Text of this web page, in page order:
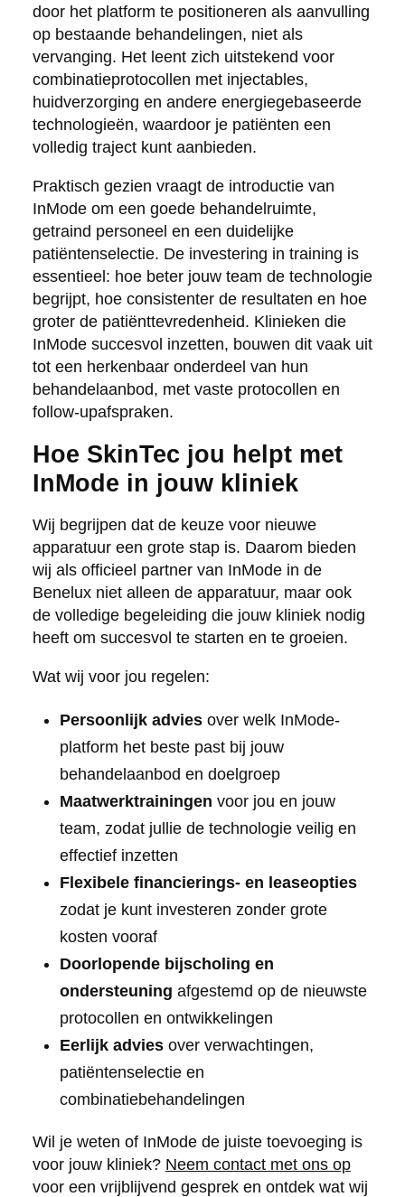
door het platform te positioneren als aanvulling
op bestaande behandelingen, niet als
vervanging. Het leent zich uitstekend voor
combinatieprotocollen met injectables,
huidverzorging en andere energiegebaseerde
technologieën, waardoor je patiënten een
volledig traject kunt aanbieden.
Praktisch gezien vraagt de introductie van
InMode om een goede behandelruimte,
getraind personeel en een duidelijke
patiëntenselectie. De investering in training is
essentieel: hoe beter jouw team de technologie
begrijpt, hoe consistenter de resultaten en hoe
groter de patiënttevredenheid. Klinieken die
InMode succesvol inzetten, bouwen dit vaak uit
tot een herkenbaar onderdeel van hun
behandelaanbod, met vaste protocollen en
follow-upafspraken.
Hoe SkinTec jou helpt met
InMode in jouw kliniek
Wij begrijpen dat de keuze voor nieuwe
apparatuur een grote stap is. Daarom bieden
wij als officieel partner van InMode in de
Benelux niet alleen de apparatuur, maar ook
de volledige begeleiding die jouw kliniek nodig
heeft om succesvol te starten en te groeien.
Wat wij voor jou regelen:
Persoonlijk adviesover welk InMode-
platform het beste past bij jouw
behandelaanbod en doelgroep
Maatwerktrainingen voor jou en jouw
team, zodat jullie de technologie veilig en
effectief inzetten
Flexibele financierings- en leaseopties
zodat je kunt investeren zonder grote
kosten vooraf
Doorlopende bijscholing en
ondersteuning afgestemd op de nieuwste
protocollen en ontwikkelingen
Eerlijk adviesover verwachtingen,
patiëntenselectie en
combinatiebehandelingen
Wil je weten of InMode de juiste toevoeging is
voor jouw kliniek? Neem contact met ons op
voor een vrijblijvend gesprek en ontdek wat wij